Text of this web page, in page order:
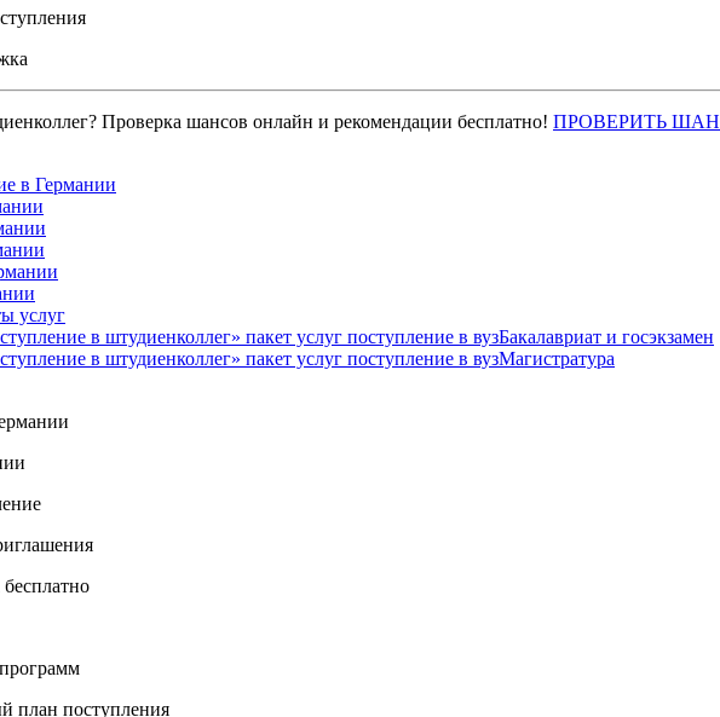
Проверка шансов онлайн и рекомендации бесплатно! ПРОВЕРИТЬ
в Германии
услуг
Бакалавриат и госэкзамен
Магистратура
план поступления